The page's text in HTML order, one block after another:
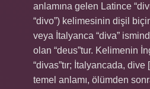
anlamına gelen Latince
“divo”) kelimesinin dişil
veya İtalyanca “diva”
olan “deus”tur. Kelimenin
“divas”tır; İtalyancada, dive
temel anlamı, ölümden